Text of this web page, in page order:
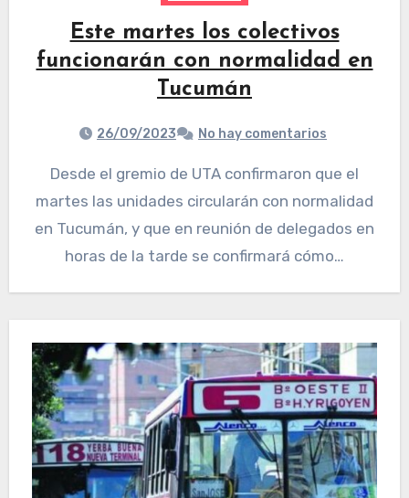
Este martes los colectivos
funcionarán con normalidad en
Tucumán
26/09/2023 No hay comentarios
Desde el gremio de UTA confirmaron que el
martes las unidades circularán con normalidad
en Tucumán, y que en reunión de delegados en
horas de la tarde se confirmará cómo…